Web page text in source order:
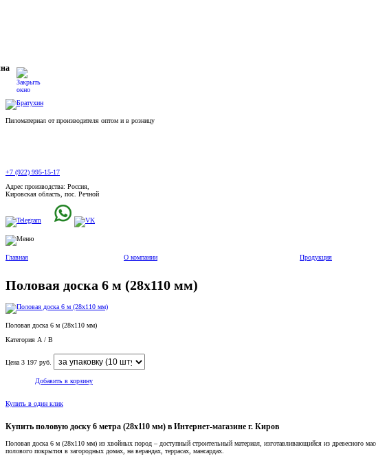
Пиломатериал от производителя оптом и в розницу
+7 (922) 995-15-17
Адрес производства: Россия,
Кировская область, пос. Речной
Главная О компании Продукция
Половая доска 6 м (28x110 мм)
Половая доска 6 м (28x110 мм)
Категория А / B
Цена 3 197 руб.
Добавить в корзину
Купить в один клик
Купить половую доску 6 метра (28x110 мм) в Интернет-магазине г. Киров
Половая доска 6 м (28x110 мм) из хвойных пород – доступный строительный материал, изготавливающийся из древесного
полового покрытия в загородных домах, на верандах, террасах, мансардах.